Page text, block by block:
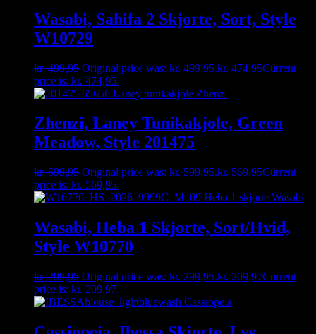
Wasabi, Sahifa 2 Skjorte, Sort, Style
W10729
kr.499,95 Original price was: kr. 499,95.kr. 474,95Current
price is: kr. 474,95.
Zhenzi, Laney Tunikakjole, Green
Meadow, Style 201475
kr.599,95 Original price was: kr. 599,95.kr. 569,95Current
price is: kr. 569,95.
Wasabi, Heba 1 Skjorte, Sort/Hvid,
Style W10770
kr.299,95 Original price was: kr. 299,95.kr. 209,97Current
price is: kr. 209,97.